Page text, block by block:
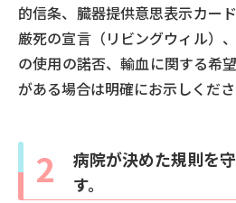
的信条、臓器提供意思表示カー
厳死の宣言（リビングウィル）
の使用の諾否、輸血に関する希
がある場合は明確にお示しくださ
2
病院が決めた規則を
す。